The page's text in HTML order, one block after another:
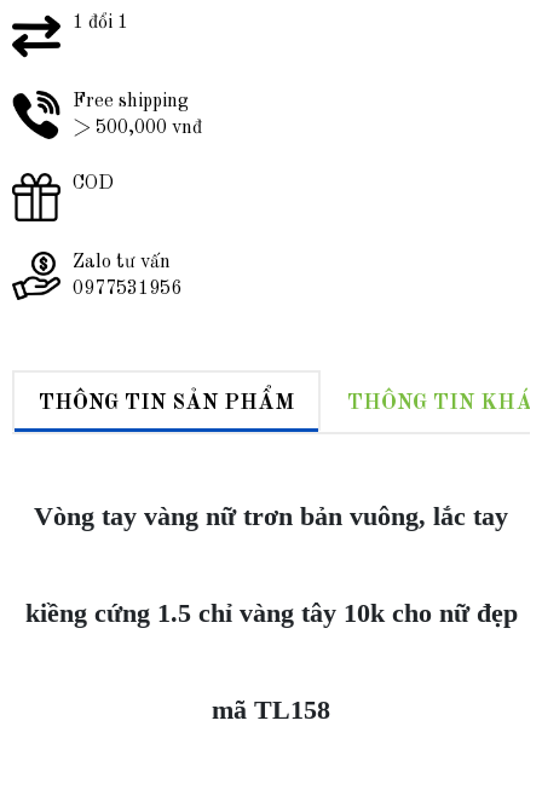
1 đổi 1
Free shipping
> 500,000 vnđ
COD
Zalo tư vấn
0977531956
THÔNG TIN SẢN PHẨM THÔNG TIN
Vòng tay vàng nữ trơn bản vuông, lắc tay
kiềng cứng 1.5 chỉ vàng tây 10k cho nữ đẹp
mã TL158